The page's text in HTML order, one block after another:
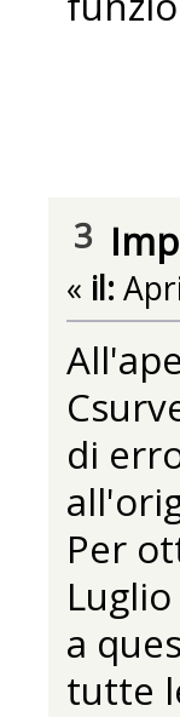
3
« il:
di
Per
a
tutte